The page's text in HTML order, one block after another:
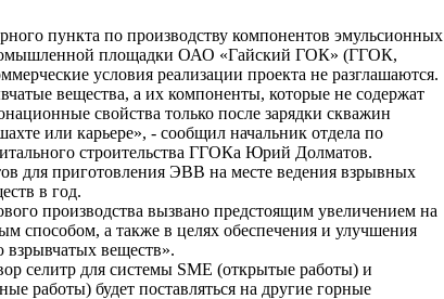
пункта по производству компонентов эмульсионных
площадки ОАО «Гайский ГОК» (ГГОК,
условия реализации проекта не разглашаются.
вещества, а их компоненты, которые не содержат
свойства только после зарядки скважин
или карьере», - сообщил начальник отдела по
строительства ГГОКа Юрий Долматов.
для приготовления ЭВВ на месте ведения взрывных
в год.
производства вызвано предстоящим увеличением на
способом, а также в целях обеспечения и улучшения
взрывчатых веществ».
селитр для системы SME (открытые работы) и
работы) будет поставляться на другие горные